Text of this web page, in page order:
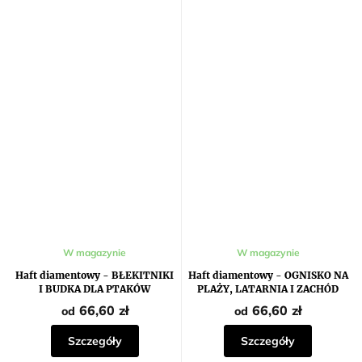
Haft diamentowy - BŁEKITNIKI
I BUDKA DLA PTAKÓW
W magazynie
od 66,60 zł
Szczegóły
Haft diamentowy - OGNISKO NA
PLAŻY, LATARNIA I ZACHÓD
W magazynie
od 66,60 zł
Szczegóły